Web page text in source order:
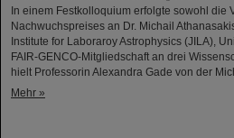
In einem Festkolloquium erfolgte sowohl die
Nachwuchspreises an Dr. Michail
Institute for Laboraroy Astrophysics (JILA),
FAIR-GENCO-Mitgliedschaft an drei
hielt Professorin Alexandra Gade von der
Mehr »